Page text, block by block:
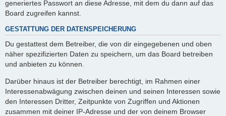
generiertes Passwort an diese Adresse, mit dem du dann auf das
Board zugreifen kannst.
GESTATTUNG DER DATENSPEICHERUNG
Du gestattest dem Betreiber, die von dir eingegebenen und oben
näher spezifizierten Daten zu speichern, um das Board betreiben
und anbieten zu können.
Darüber hinaus ist der Betreiber berechtigt, im Rahmen einer
Interessenabwägung zwischen deinen und seinen Interessen sowie
den Interessen Dritter, Zeitpunkte von Zugriffen und Aktionen
zusammen mit deiner IP-Adresse und der von deinem Browser